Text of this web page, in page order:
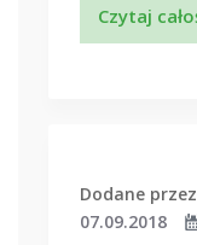
Czytaj
Dodane
07.09.2018